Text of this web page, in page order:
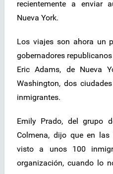
recientemente a enviar
Nueva York.
Los viajes son ahora un
gobernadores
Eric Adams, de Nueva
Washington, dos
inmigrantes.
Emily Prado, del grupo
Colmena, dijo que en
visto a unos 100
organización, cuando lo